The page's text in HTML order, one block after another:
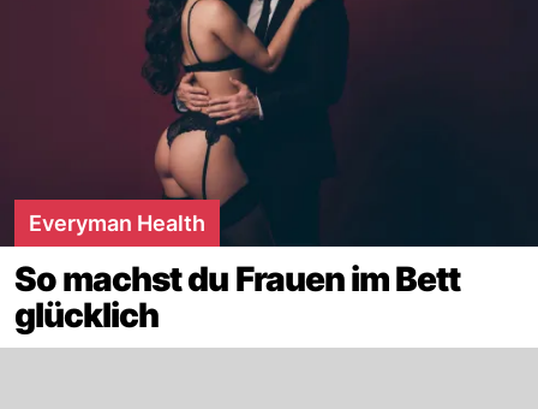
Everyman Health
So machst du Frauen im Bett
glücklich